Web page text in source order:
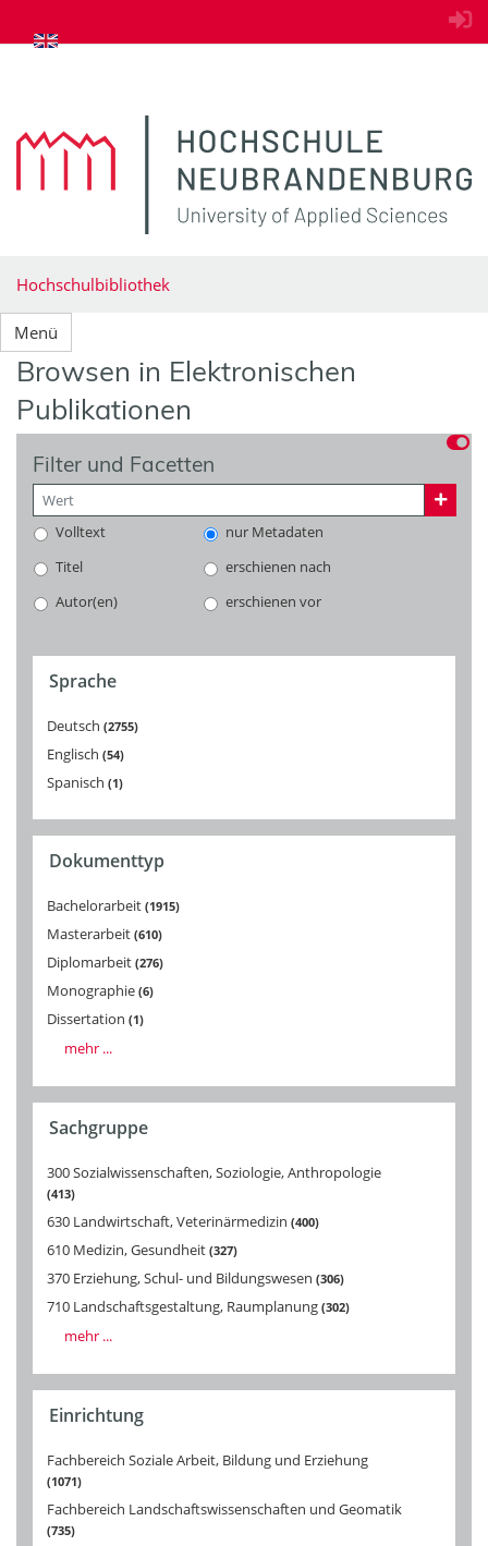
zum Inhalt springen
Hochschulbibliothek
Menü
Browsen in Elektronischen
Publikationen
Filter und Facetten
Volltext
nur Metadaten
Titel
erschienen nach
Autor(en)
erschienen vor
Sprache
Deutsch 2755
Englisch 54
Spanisch 1
Dokumenttyp
Bachelorarbeit 1915
Masterarbeit 610
Diplomarbeit 276
Monographie 6
Dissertation 1
mehr ...
Sachgruppe
300 Sozialwissenschaften, Soziologie, Anthropologie
413
630 Landwirtschaft, Veterinärmedizin 400
610 Medizin, Gesundheit 327
370 Erziehung, Schul- und Bildungswesen 306
710 Landschaftsgestaltung, Raumplanung 302
mehr ...
Einrichtung
Fachbereich Soziale Arbeit, Bildung und Erziehung
1071
Fachbereich Landschaftswissenschaften und Geomatik
735